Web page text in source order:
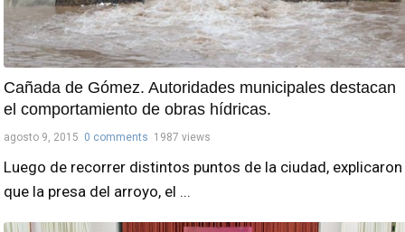
Cañada de Gómez. Autoridades municipales destacan
el comportamiento de obras hídricas.
agosto 9, 2015 0 comments 1987 views
Luego de recorrer distintos puntos de la ciudad, explicaron
que la presa del arroyo, el ...